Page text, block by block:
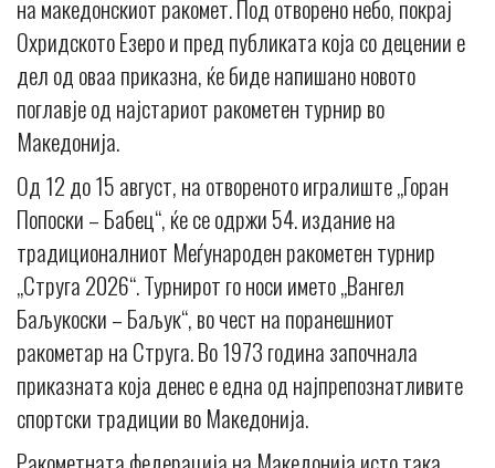
на македонскиот ракомет. Под отворено небо, покрај
Охридското Езеро и пред публиката која со децении е
дел од оваа приказна, ќе биде напишано новото
поглавје од најстариот ракометен турнир во
Македонија.
Од 12 до 15 август, на отвореното игралиште „Горан
Попоски – Бабец“, ќе се одржи 54. издание на
традиционалниот Меѓународен ракометен турнир
„Струга 2026“. Турнирот го носи името „Вангел
Баљукоски – Баљук“, во чест на поранешниот
ракометар на Струга. Во 1973 година започнала
приказната која денес е една од најпрепознатливите
спортски традиции во Македонија.